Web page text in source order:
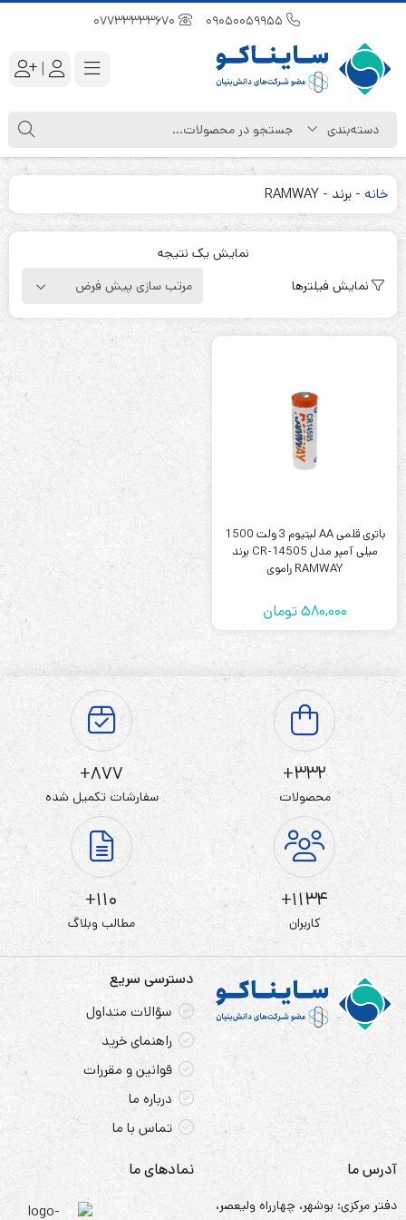
|
خانه - برند -
RAMWAY
نمایش یک نتیجه
نمایش فیلترها
باتری قلمی AA لیتیوم 3 ولت 1500
میلی آمپر مدل CR-14505 برند
RAMWAY راموی
580,000تومان
332+
محصولات
877+
سفارشات تکمیل شده
1134+
کاربران
110+
مطالب وبلاگ
دسترسی سریع
سؤالات متداول
راهنمای خرید
قوانین و مقررات
درباره ما
تماس با ما
آدرس ما
دفتر مرکزی: بوشهر، چهارراه ولیعصر،
نمادهای ما